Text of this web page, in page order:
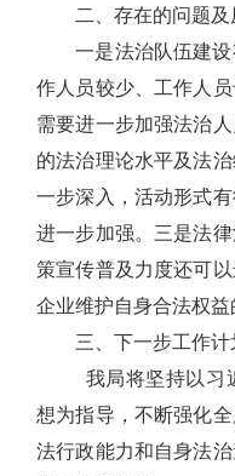
二、存在的问题及
一是法治队伍建
作人员较少、工作人员
需要进一步加强法治
的法治理论水平及法
一步深入，活动形式
进一步加强。 三是法
策宣传普及力度还可
企业维护自身合法权益
三、下一步工作计
我局将坚持以习
想为指导，不断强化全
法行政能力和自身法